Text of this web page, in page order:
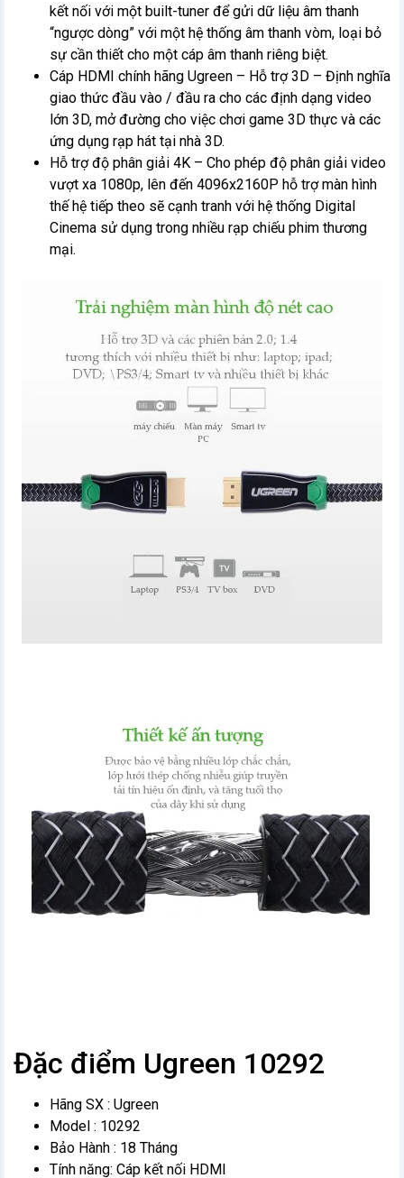
kết nối với một built-tuner để gửi dữ liệu âm thanh
“ngược dòng” với một hệ thống âm thanh vòm, loại bỏ
sự cần thiết cho một cáp âm thanh riêng biệt.
Cáp HDMI chính hãng Ugreen – Hỗ trợ 3D – Định nghĩa
giao thức đầu vào / đầu ra cho các định dạng video
lớn 3D, mở đường cho việc chơi game 3D thực và các
ứng dụng rạp hát tại nhà 3D.
Hỗ trợ độ phân giải 4K – Cho phép độ phân giải video
vượt xa 1080p, lên đến 4096x2160P hỗ trợ màn hình
thế hệ tiếp theo sẽ cạnh tranh với hệ thống Digital
Cinema sử dụng trong nhiều rạp chiếu phim thương
mại.
Đặc điểm Ugreen 10292
Hãng SX : Ugreen
Model : 10292
Bảo Hành : 18 Tháng
Tính năng: Cáp kết nối HDMI